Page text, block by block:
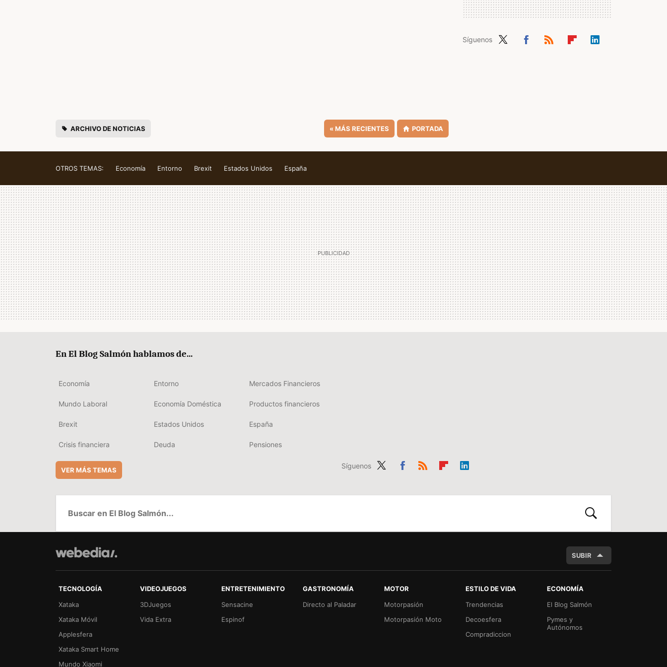
Síguenos
«MÁS RECIENTES PORTADA
ARCHIVO DE NOTICIAS
OTROS TEMAS: Economía Entorno Brexit Estados Unidos España
Síguenos
ter
ebo
boa edIn
En El Blog Salmón hablamos de...
Economía Entorno Mercados Financieros
Mundo Laboral Economía Doméstica Productos financieros
Brexit Estados Unidos España
Crisis financiera Deuda Pensiones
VER MÁS TEMAS
BUSCAR
SUBIR
TECNOLOGÍA
Xataka
Xataka Móvil
Applesfera
Xataka Smart Home
Mundo Xiaomi
VIDEOJUEGOS
3DJuegos
Vida Extra
ENTRETENIMIENTO
Sensacine
Espinof
GASTRONOMÍA
Directo al Paladar
MOTOR
Motorpasión
Motorpasión Moto
ESTILO DE VIDA
Trendencias
Decoesfera
Compradiccion
ECONOMÍA
El Blog Salmón
Pymes y
Autónomos